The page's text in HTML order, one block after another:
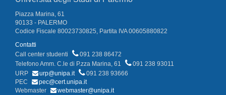
Piazza Marina, 61
90133 - PALERMO
Codice Fiscale 80023730825, Partita IVA 00605880822
Contatti
Call center studenti
091 238 86472
Telefono Amm. C.le di P.zza Marina, 61
091 238 93011
URP
urp@unipa.it
091 238 93666
PEC
pec@cert.unipa.it
Webmaster
webmaster@unipa.it